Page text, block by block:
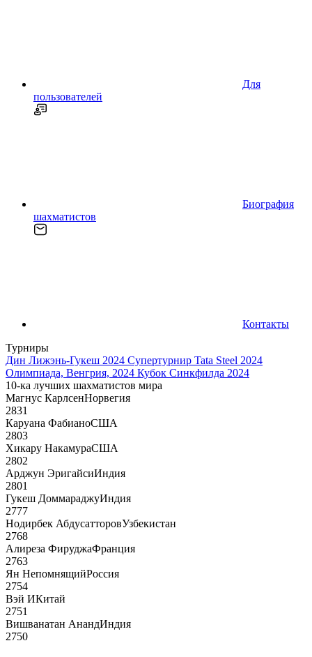
Для
пользователей
Биография
шахматистов
Контакты
Турниры
Дин Лижэнь-Гукеш 2024 Супертурнир Tata Steel 2024
Олимпиада, Венгрия, 2024 Кубок Синкфилда 2024
10-ка лучших шахматистов мира
Магнус КарлсенНорвегия
2831
Каруана ФабианоСША
2803
Хикару НакамураСША
2802
Арджун ЭригайсиИндия
2801
Гукеш ДоммараджуИндия
2777
Нодирбек АбдусатторовУзбекистан
2768
Алиреза ФируджаФранция
2763
Ян НепомнящийРоссия
2754
Вэй ИКитай
2751
Вишванатан АнандИндия
2750